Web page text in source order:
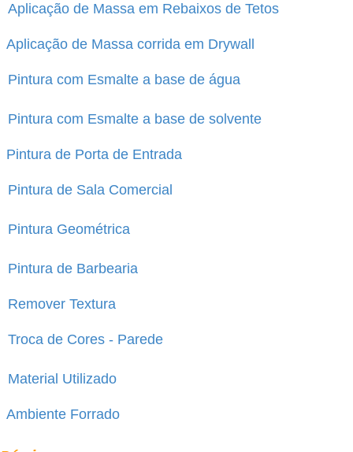
Aplicação de Massa em Rebaixos de Tetos
Aplicação de Massa corrida em Drywall
Pintura com Esmalte a base de água
Pintura com Esmalte a base de solvente
Pintura de Porta de Entrada
Pintura de Sala Comercial
Pintura Geométrica
Pintura de Barbearia
Remover Textura
Troca de Cores - Parede
Material Utilizado
Ambiente Forrado